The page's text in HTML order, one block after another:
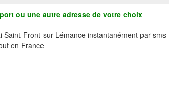
ou une autre adresse de votre choix
Front-sur-Lémance instantanément par sms
en France